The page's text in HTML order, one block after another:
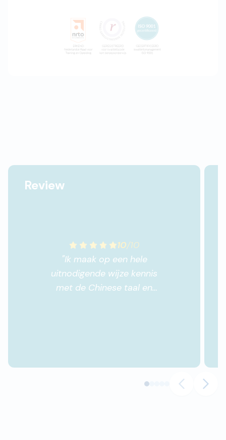
Review
10/10
"Ik maak op een hele
uitnodigende wijze kennis
met de Chinese taal en